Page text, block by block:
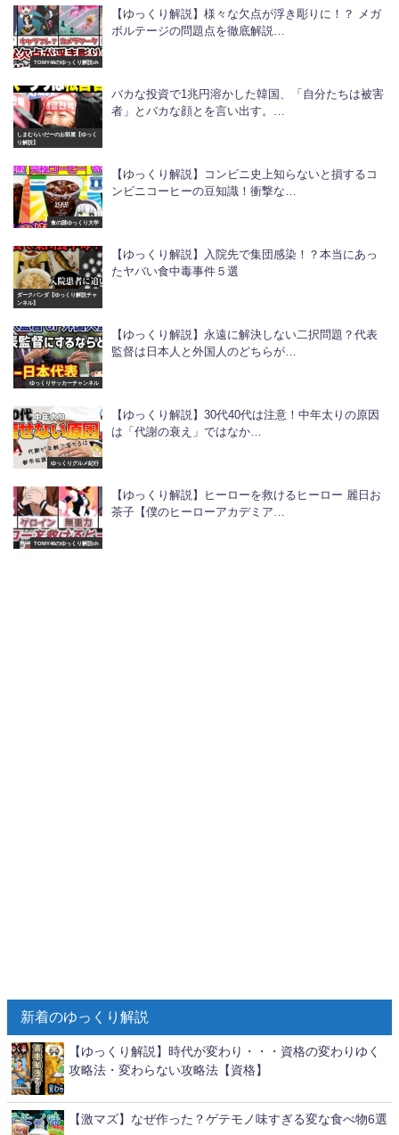
TOMY46のゆっくり解説ch
【ゆっくり解説】様々な欠点が浮き彫りに！？ メガ
ボルテージの問題点を徹底解説…
しまむらいだーのお部屋【ゆっく
り解説】
バカな投資で1兆円溶かした韓国、「自分たちは被害
者」とバカな顔とを言い出す。…
食の謎ゆっくり大学
【ゆっくり解説】コンビニ史上知らないと損するコ
ンビニコーヒーの豆知識！衝撃な…
ダークパンダ【ゆっくり解説チャ
ンネル】
【ゆっくり解説】入院先で集団感染！？本当にあっ
たヤバい食中毒事件５選
ゆっくりサッカーチャンネル
【ゆっくり解説】永遠に解決しない二択問題？代表
監督は日本人と外国人のどちらが…
ゆっくりグルメ紀行
【ゆっくり解説】30代40代は注意！中年太りの原因
は「代謝の衰え」ではなか…
TOMY46のゆっくり解説ch
【ゆっくり解説】ヒーローを救けるヒーロー 麗日お
茶子【僕のヒーローアカデミア…
新着のゆっくり解説
【ゆっくり解説】時代が変わり・・・資格の変わりゆく
攻略法・変わらない攻略法【資格】
【激マズ】なぜ作った？ゲテモノ味すぎる変な食べ物6選